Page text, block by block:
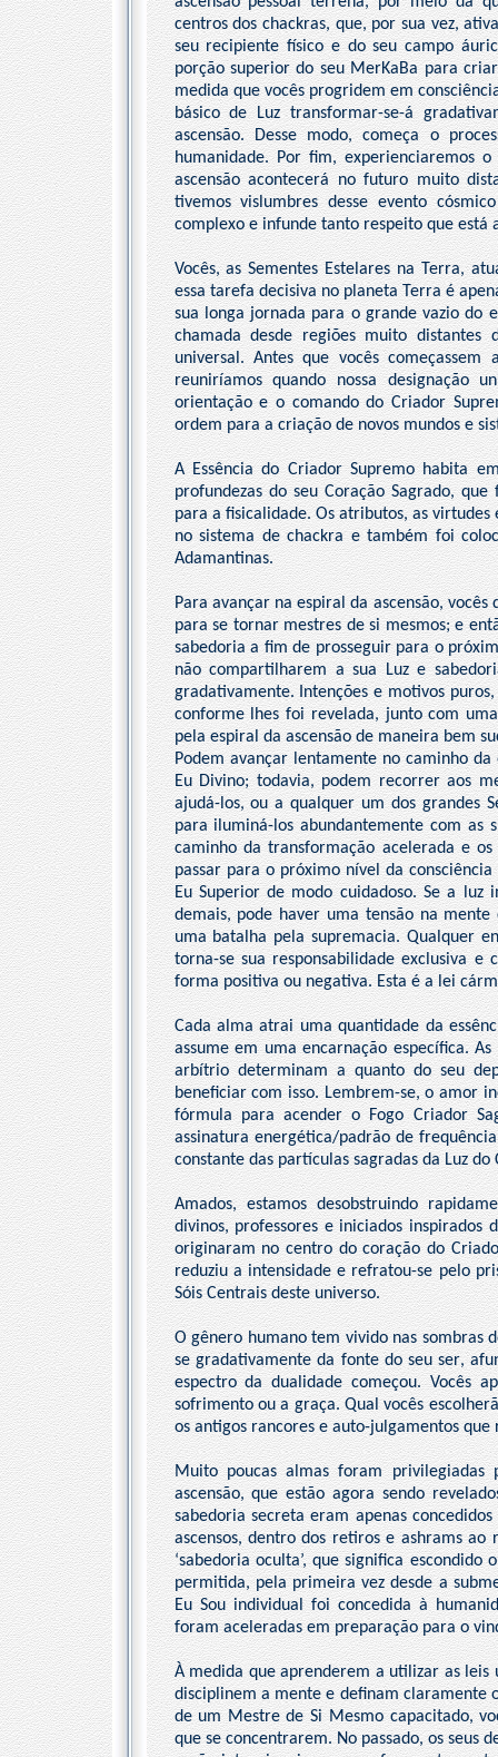
centros dos chackras, que, por sua vez,
seu recipiente físico e do seu campo
porção superior do seu MerKaBa para
medida que vocês progridem em
básico de Luz transformar-se-á
ascensão. Desse modo, começa o
humanidade. Por fim, experienciaremos
ascensão acontecerá no futuro muito
tivemos vislumbres desse evento
complexo e infunde tanto respeito que está
Vocês, as Sementes Estelares na Terra,
essa tarefa decisiva no planeta Terra é
sua longa jornada para o grande vazio do
chamada desde regiões muito
universal. Antes que vocês
reuniríamos quando nossa designação
orientação e o comando do Criador
ordem para a criação de novos mundos e
A Essência do Criador Supremo habita
profundezas do seu Coração Sagrado,
para a fisicalidade. Os atributos, as
no sistema de chackra e também foi
Adamantinas.
Para avançar na espiral da ascensão,
para se tornar mestres de si mesmos; e
sabedoria a fim de prosseguir para o
não compartilharem a sua Luz e
gradativamente. Intenções e motivos
conforme lhes foi revelada, junto com
pela espiral da ascensão de maneira bem
Podem avançar lentamente no caminho
Eu Divino; todavia, podem recorrer aos
ajudá-los, ou a qualquer um dos grandes
para iluminá-los abundantemente com as
caminho da transformação acelerada e
passar para o próximo nível da
Eu Superior de modo cuidadoso. Se a
demais, pode haver uma tensão na
uma batalha pela supremacia. Qualquer
torna-se sua responsabilidade exclusiva
forma positiva ou negativa. Esta é a lei
Cada alma atrai uma quantidade da
assume em uma encarnação específica.
arbítrio determinam a quanto do seu
beneficiar com isso. Lembrem-se, o amor
fórmula para acender o Fogo Criador
assinatura energética/padrão de
constante das partículas sagradas da Luz
Amados, estamos desobstruindo
divinos, professores e iniciados inspirados
originaram no centro do coração do
reduziu a intensidade e refratou-se pelo
Sóis Centrais deste universo.
O gênero humano tem vivido nas sombras
se gradativamente da fonte do seu ser,
espectro da dualidade começou. Vocês
sofrimento ou a graça. Qual vocês
os antigos rancores e auto-julgamentos que
Muito poucas almas foram privilegiadas
ascensão, que estão agora sendo
sabedoria secreta eram apenas
ascensos, dentro dos retiros e ashrams ao
‘sabedoria oculta’, que significa
permitida, pela primeira vez desde a
Eu Sou individual foi concedida à
foram aceleradas em preparação para o
À medida que aprenderem a utilizar as
disciplinem a mente e definam claramente
de um Mestre de Si Mesmo capacitado,
que se concentrarem. No passado, os seus